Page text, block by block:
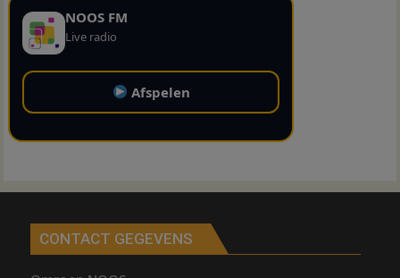
NOOS FM
Live radio
Afspelen
CONTACT GEGEVENS